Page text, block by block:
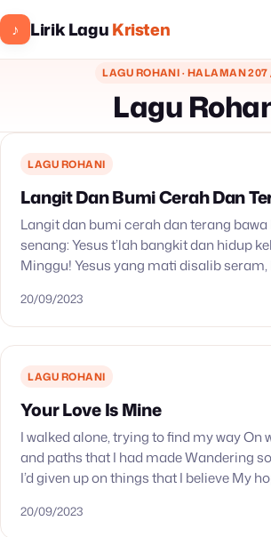
♪ Lirik LaguKristen
LAGU ROHANI · HALAMAN 207
Lagu
LAGU ROHANI
Langit Dan Bumi Cerah Dan
Langit dan bumi cerah dan terang
senang: Yesus t’lah bangkit dan hidup
Minggu! Yesus yang mati disalib
20/09/2023
LAGU ROHANI
Your Love Is Mine
I walked alone, trying to find my way On
and paths that I had made Wandering
I’d given up on things that I believe My
20/09/2023